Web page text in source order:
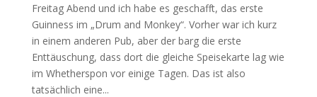
Freitag Abend und ich habe es geschafft, das erste
Guinness im „Drum and Monkey“. Vorher war ich kurz
in einem anderen Pub, aber der barg die erste
Enttäuschung, dass dort die gleiche Speisekarte lag wie
im Whetherspon vor einige Tagen. Das ist also
tatsächlich eine...